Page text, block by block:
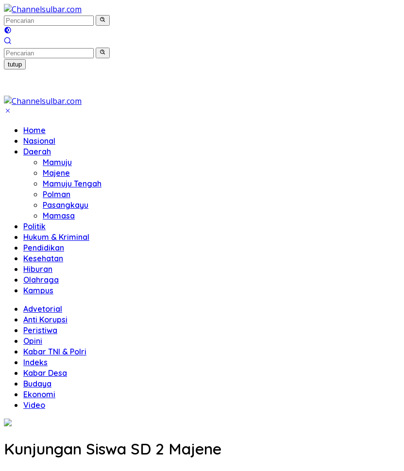
Langsung
ke
konten
tutup
Home
Nasional
Daerah
Mamuju
Majene
Mamuju Tengah
Polman
Pasangkayu
Mamasa
Politik
Hukum & Kriminal
Pendidikan
Kesehatan
Hiburan
Olahraga
Kampus
Advetorial
Anti Korupsi
Peristiwa
Opini
Kabar TNI & Polri
Indeks
Kabar Desa
Budaya
Ekonomi
Video
Kunjungan Siswa SD 2 Majene